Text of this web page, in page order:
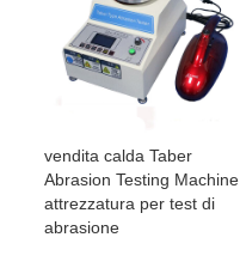
vendita calda Taber
Abrasion Testing Machine
attrezzatura per test di
abrasione